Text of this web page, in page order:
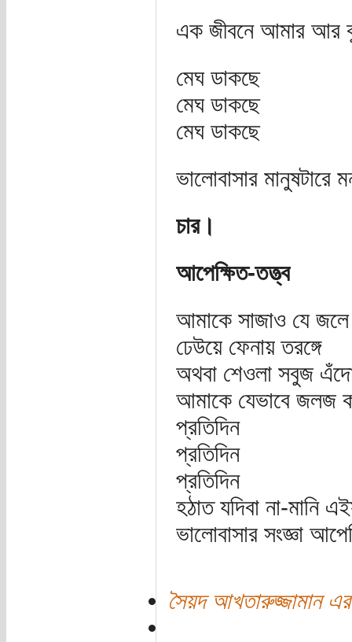
এক জীবনে আমার আর
মেঘ ডাকছে
মেঘ ডাকছে
মেঘ ডাকছে
ভালোবাসার মানুষটারে
চার।
আপেক্ষিত-তত্ত্ব
আমাকে সাজাও যে জলে
ঢেউয়ে ফেনায় তরঙ্গে
অথবা শেওলা সবুজ
আমাকে যেভাবে জলজ
প্রতিদিন
প্রতিদিন
প্রতিদিন
হঠাত যদিবা না-মানি
ভালোবাসার সংজ্ঞা
সৈয়দ আখতারুজ্জামান